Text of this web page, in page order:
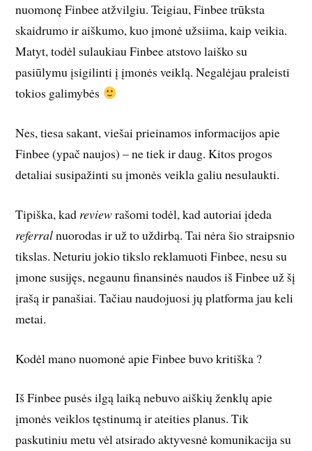
nuomonę Finbee atžvilgiu. Teigiau, Finbee trūksta
skaidrumo ir aiškumo, kuo įmonė užsiima, kaip veikia.
Matyt, todėl sulaukiau Finbee atstovo laiško su
pasiūlymu įsigilinti į įmonės veiklą. Negalėjau praleisti
tokios galimybės
Nes, tiesa sakant, viešai prieinamos informacijos apie
Finbee (ypač naujos) – ne tiek ir daug. Kitos progos
detaliai susipažinti su įmonės veikla galiu nesulaukti.
Tipiška, kad reviewrašomi todėl, kad autoriai įdeda
referralnuorodas ir už to uždirbą. Tai nėra šio straipsnio
tikslas. Neturiu jokio tikslo reklamuoti Finbee, nesu su
įmone susijęs, negaunu finansinės naudos iš Finbee už šį
įrašą ir panašiai. Tačiau naudojuosi jų platforma jau keli
metai.
Kodėl mano nuomonė apie Finbee buvo kritiška ?
Iš Finbee pusės ilgą laiką nebuvo aiškių ženklų apie
įmonės veiklos tęstinumą ir ateities planus. Tik
paskutiniu metu vėl atsirado aktyvesnė komunikacija su